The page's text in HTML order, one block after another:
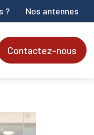
? Nos antennes
Contactez-nous